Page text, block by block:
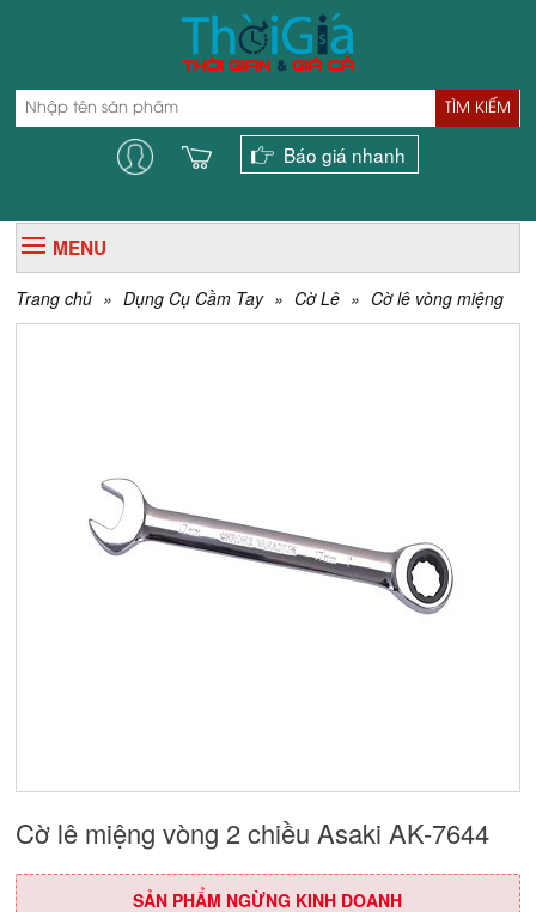
TÌM KIẾM
Báo giá nhanh
MENU
Trang chủ » Dụng Cụ Cầm Tay » Cờ Lê » Cờ lê vòng miệng
Cờ lê miệng vòng 2 chiều Asaki AK-7644
SẢN PHẨM NGỪNG KINH DOANH